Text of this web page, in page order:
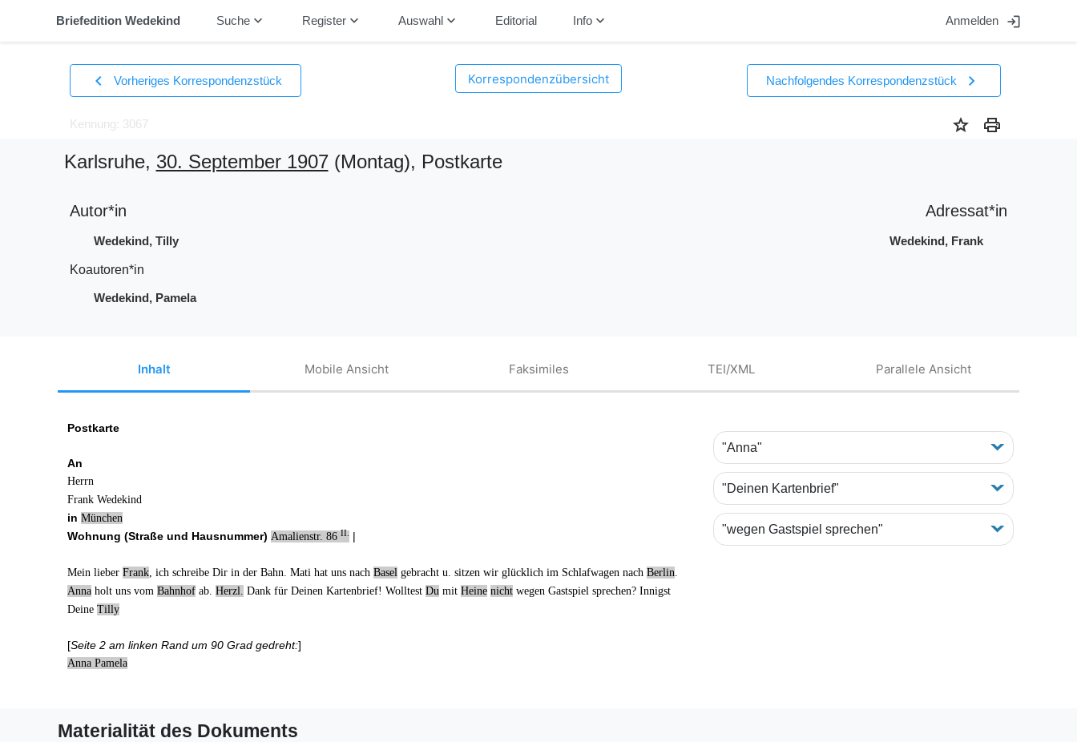
Briefedition Wedekind Suchekeyboard_arrow_down Registerkeyboard_arrow_down Auswahlkeyboard_arrow_down Editorial Infokeyboard_arrow_down Anmelden login
chevron_left Vorheriges Korrespondenzstück Korrespondenzübersicht Nachfolgendes Korrespondenzstück chevron_right
Kennung: 3067 star print
Karlsruhe, 30. September 1907(Montag), Postkarte
Autor*in
Wedekind, Tilly
Koautoren*in
Wedekind, Pamela
Adressat*in
Wedekind, Frank
Inhalt Mobile Ansicht Faksimiles TEI/XML Parallele Ansicht
Postkarte
An
Herrn
Frank Wedekind
in München
Wohnung (Straße und Hausnummer) Amalienstr. 86 II. |
Mein lieber Frank, ich schreibe Dir in der Bahn. Mati hat uns nach Basel gebracht u. sitzen wir glücklich im Schlafwagen nach Berlin
Annaholt uns vom Bahnhofab. Herzl. Dank für Deinen Kartenbrief! Wolltest Du mit Heine nicht wegen Gastspiel sprechen? Innigst
Deine Tilly
[Seite 2 am linken Rand um 90 Grad gedreht:]
Anna Pamela
"Anna"
"Deinen Kartenbrief"
"wegen Gastspiel sprechen"
Materialität des Dokuments